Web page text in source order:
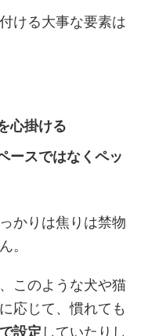
ける大事な要素は
心掛ける
ースではなくペッ
かりは焦りは禁物
。
このような犬や猫
応じて、慣れても
設定 していたりし